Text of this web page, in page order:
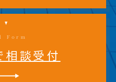
Form
相談受付